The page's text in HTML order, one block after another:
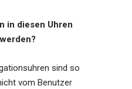
in diesen Uhren
sind so
vom Benutzer